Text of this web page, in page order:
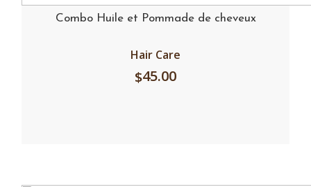
Combo Huile et Pommade de cheveux
Hair Care
$45.00